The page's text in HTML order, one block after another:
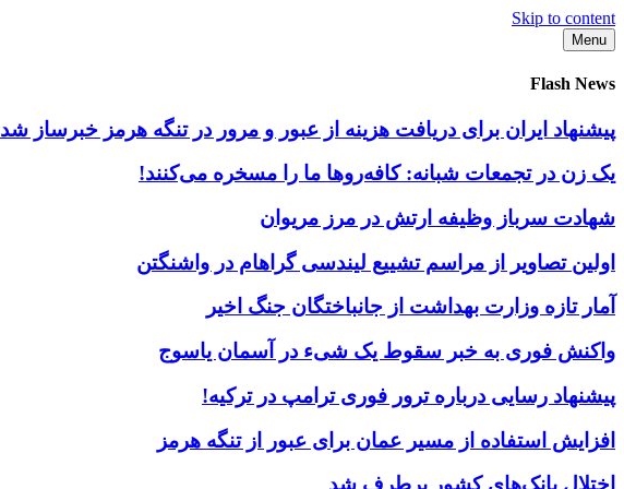
Skip to content
Menu
Flash News
پیشنهاد ایران برای دریافت هزینه از عبور و مرور در تنگه هرمز خبرساز شد
یک زن در تجمعات شبانه: کافه‌روها ما را مسخره می‌کنند!
شهادت سرباز وظیفه ارتش در مرز مریوان
اولین تصاویر از مراسم تشییع لیندسی گراهام در واشنگتن
آمار تازه وزارت بهداشت از جانباختگان جنگ اخیر
واکنش فوری به خبر سقوط یک شیء در آسمان یاسوج
پیشنهاد رسایی درباره ترور فوری ترامپ در ترکیه!
افزایش استفاده از مسیر عمان برای عبور از تنگه هرمز
اختلال بانک‌های کشور برطرف شد